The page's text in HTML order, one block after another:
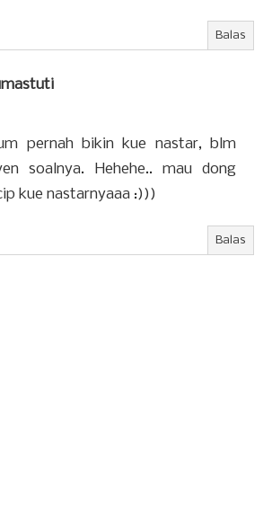
Balas
pernah bikin kue nastar, blm
soalnya. Hehehe.. mau dong
kue nastarnyaaa :)))
Balas